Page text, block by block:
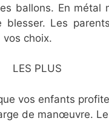
ballons. En métal
blesser. Les
choix.
LES PLUS
vos enfants
de manœuvre.